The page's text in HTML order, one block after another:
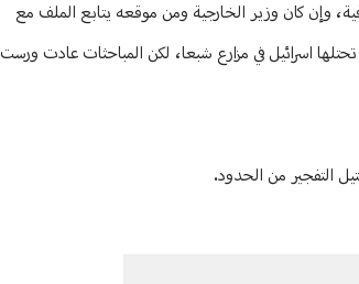
وإن كان وزير الخارجية ومن موقعه يتابع الملف مع
اسرائيل في مزارع شبعا، لكن المباحثات عادت ورست
التفجير من الحدود.